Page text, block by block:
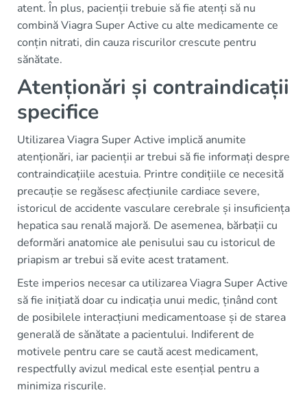
atent. În plus, pacienții trebuie să fie atenți să nu
combină Viagra Super Active cu alte medicamente ce
conțin nitrati, din cauza riscurilor crescute pentru
sănătate.
Atenționări și contraindicații
specifice
Utilizarea Viagra Super Active implică anumite
atenționări, iar pacienții ar trebui să fie informați despre
contraindicațiile acestuia. Printre condițiile ce necesită
precauție se regăsesc afecțiunile cardiace severe,
istoricul de accidente vasculare cerebrale și insuficiența
hepatica sau renală majoră. De asemenea, bărbații cu
deformări anatomice ale penisului sau cu istoricul de
priapism ar trebui să evite acest tratament.
Este imperios necesar ca utilizarea Viagra Super Active
să fie inițiată doar cu indicația unui medic, ținând cont
de posibilele interacțiuni medicamentoase și de starea
generală de sănătate a pacientului. Indiferent de
motivele pentru care se caută acest medicament,
respectfully avizul medical este esențial pentru a
minimiza riscurile.